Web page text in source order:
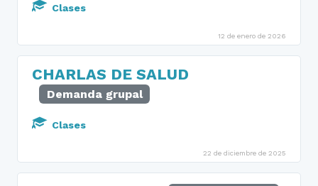
Clases
12 de enero de 2026
CHARLAS DE SALUD
Demanda grupal
Clases
22 de diciembre de 2025